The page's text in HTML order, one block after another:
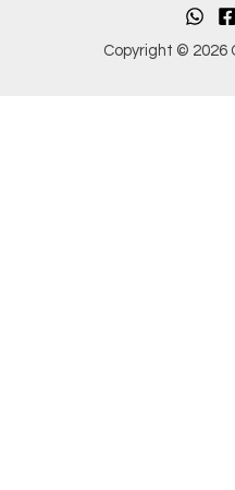
Copyright © 2026